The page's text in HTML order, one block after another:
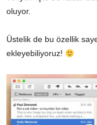
oluyor.
Üstelik de bu özellik
ekleyebiliyoruz!